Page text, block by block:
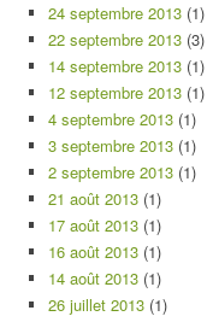
24 septembre 2013 (1)
22 septembre 2013 (3)
14 septembre 2013 (1)
12 septembre 2013 (1)
4 septembre 2013 (1)
3 septembre 2013 (1)
2 septembre 2013 (1)
21 août 2013 (1)
17 août 2013 (1)
16 août 2013 (1)
14 août 2013 (1)
26 juillet 2013 (1)